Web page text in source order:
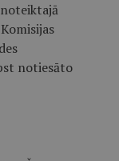
notiesāto